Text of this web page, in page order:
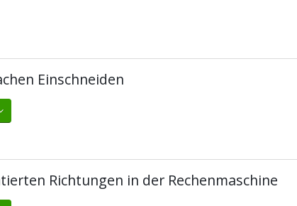
Einschneiden
Richtungen in der Rechenmaschine